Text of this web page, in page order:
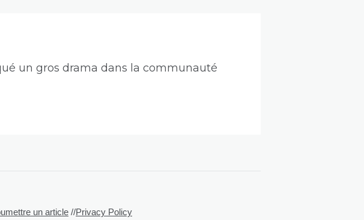
un gros drama dans la communauté
un article //Privacy Policy